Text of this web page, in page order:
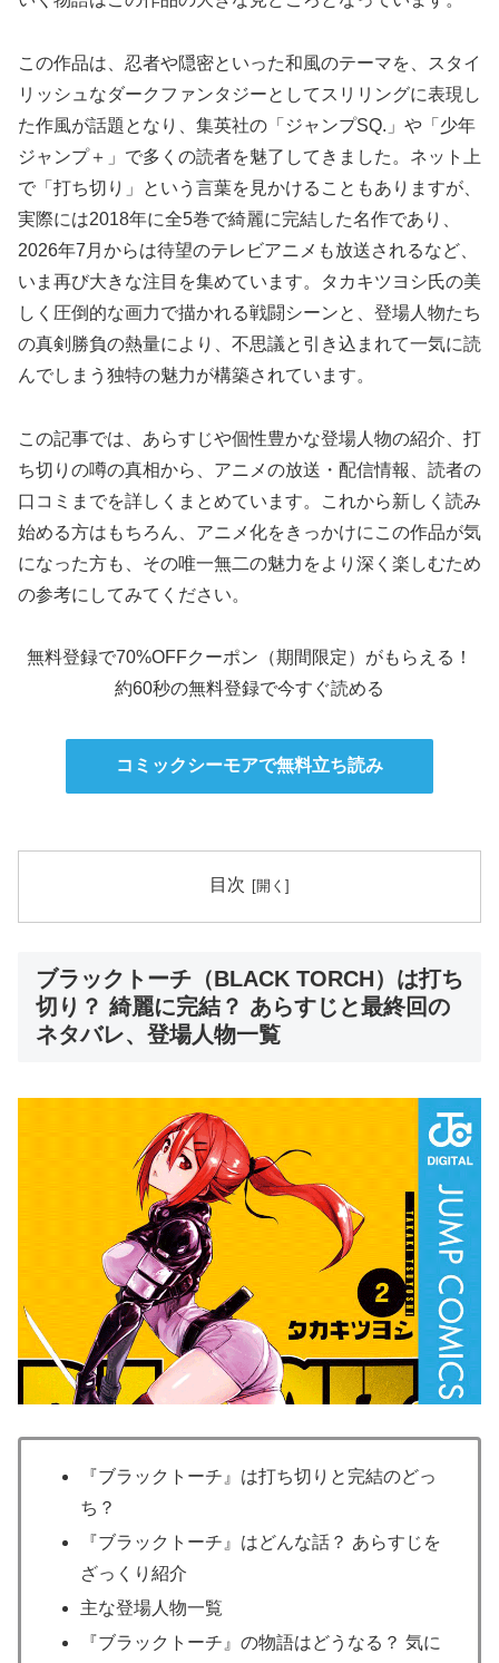
この作品は、忍者や隠密といった和風のテーマを、スタイ
リッシュなダークファンタジーとしてスリリングに表現し
た作風が話題となり、集英社の「ジャンプSQ.」や「少年
ジャンプ＋」で多くの読者を魅了してきました。ネット上
で「打ち切り」という言葉を見かけることもありますが、
実際には2018年に全5巻で綺麗に完結した名作であり、
2026年7月からは待望のテレビアニメも放送されるなど、
いま再び大きな注目を集めています。タカキツヨシ氏の美
しく圧倒的な画力で描かれる戦闘シーンと、登場人物たち
の真剣勝負の熱量により、不思議と引き込まれて一気に読
んでしまう独特の魅力が構築されています。
この記事では、あらすじや個性豊かな登場人物の紹介、打
ち切りの噂の真相から、アニメの放送・配信情報、読者の
口コミまでを詳しくまとめています。これから新しく読み
始める方はもちろん、アニメ化をきっかけにこの作品が気
になった方も、その唯一無二の魅力をより深く楽しむため
の参考にしてみてください。
無料登録で70%OFFクーポン（期間限定）がもらえる！
約60秒の無料登録で今すぐ読める
コミックシーモアで無料立ち読み
目次
ブラックトーチ（BLACK TORCH）は打ち
切り？ 綺麗に完結？ あらすじと最終回の
ネタバレ、登場人物一覧
『ブラックトーチ』は打ち切りと完結のどっ
ち？
『ブラックトーチ』はどんな話？ あらすじを
ざっくり紹介
主な登場人物一覧
『ブラックトーチ』の物語はどうなる？ 気に